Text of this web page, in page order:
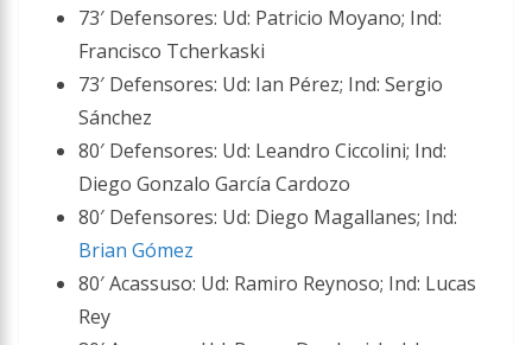
73′ Defensores: Ud: Patricio Moyano; Ind:
Francisco Tcherkaski
73′ Defensores: Ud: Ian Pérez; Ind: Sergio
Sánchez
80′ Defensores: Ud: Leandro Ciccolini; Ind:
Diego Gonzalo García Cardozo
80′ Defensores: Ud: Diego Magallanes; Ind:
Brian Gómez
80′ Acassuso: Ud: Ramiro Reynoso; Ind: Lucas
Rey